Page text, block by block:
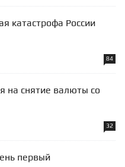
катастрофа России
84
на снятие валюты со
32
первый